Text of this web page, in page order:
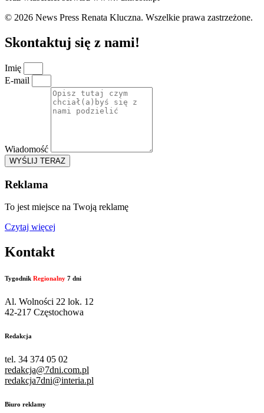
© 2026 News Press Renata Kluczna. Wszelkie prawa zastrzeżone.
Skontaktuj się z nami!
Imię
E-mail
Wiadomość
WYŚLIJ TERAZ
Reklama
To jest miejsce na Twoją reklamę
Czytaj więcej
Kontakt
Tygodnik Regionalny 7 dni
Al. Wolności 22 lok. 12
42-217 Częstochowa
Redakcja
tel. 34 374 05 02
redakcja@7dni.com.pl
redakcja7dni@interia.pl
Biuro reklamy